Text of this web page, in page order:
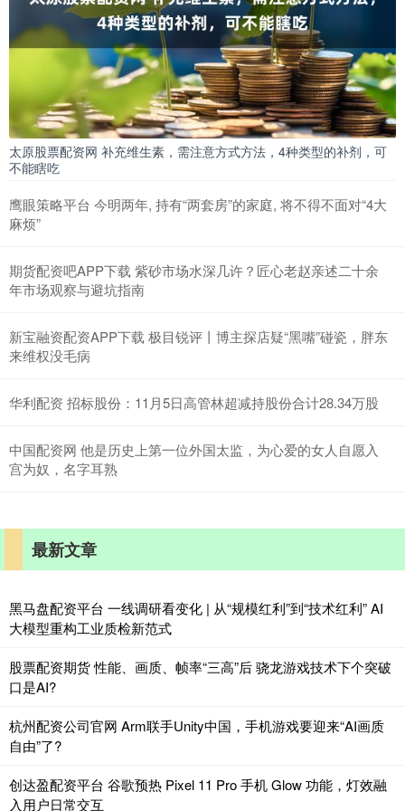
太原股票配资网 补充维生素，需注意方式方法，4种类型的补剂，可
不能瞎吃
鹰眼策略平台 今明两年, 持有“两套房”的家庭, 将不得不面对“4大
麻烦”
期货配资吧APP下载 紫砂市场水深几许？匠心老赵亲述二十余
年市场观察与避坑指南
新宝融资配资APP下载 极目锐评丨博主探店疑“黑嘴”碰瓷，胖东
来维权没毛病
华利配资 招标股份：11月5日高管林超减持股份合计28.34万股
中国配资网 他是历史上第一位外国太监，为心爱的女人自愿入
宫为奴，名字耳熟
最新文章
黑马盘配资平台 一线调研看变化 | 从“规模红利”到“技术红利” AI
大模型重构工业质检新范式
股票配资期货 性能、画质、帧率“三高”后 骁龙游戏技术下个突破
口是AI?
杭州配资公司官网 Arm联手Unity中国，手机游戏要迎来“AI画质
自由”了?
创达盈配资平台 谷歌预热 Pixel 11 Pro 手机 Glow 功能，灯效融
入用户日常交互